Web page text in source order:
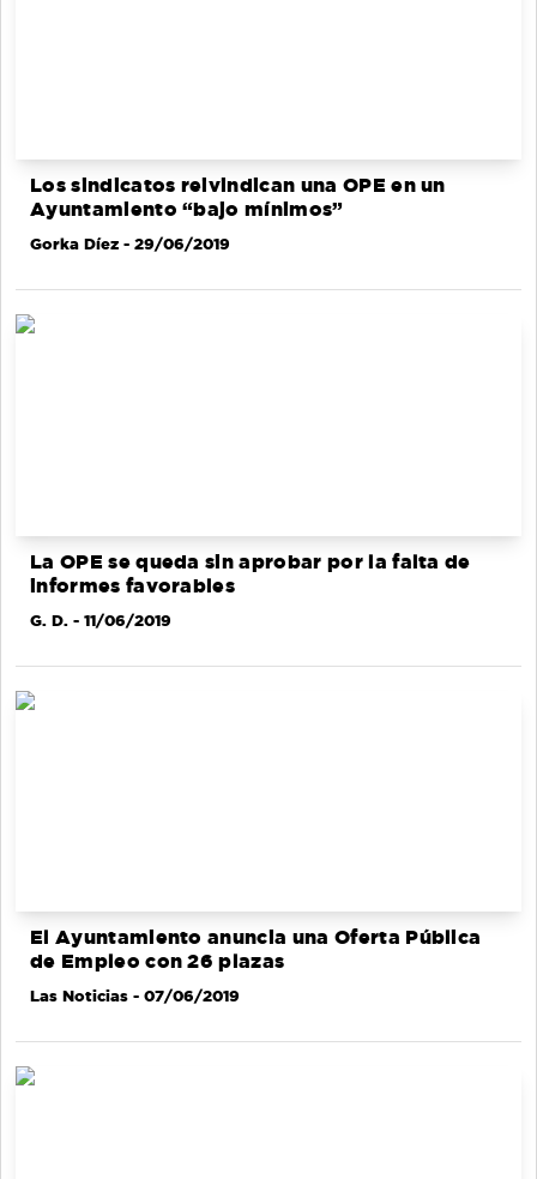
Los sindicatos reivindican una OPE en un
Ayuntamiento “bajo mínimos”
Gorka Díez - 29/06/2019
La OPE se queda sin aprobar por la falta de
informes favorables
G. D. - 11/06/2019
El Ayuntamiento anuncia una Oferta Pública
de Empleo con 26 plazas
Las Noticias - 07/06/2019